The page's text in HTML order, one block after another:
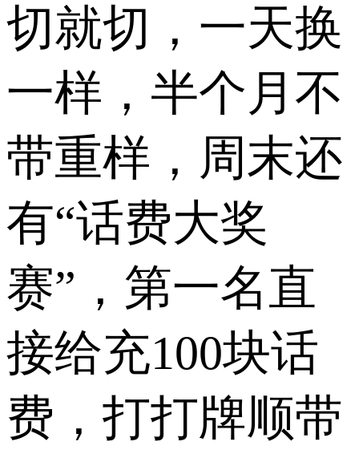
切就切，一天换
一样，半个月不
带重样，周末还
有“话费大奖
赛”，第一名直
接给充100块话
费，打打牌顺带